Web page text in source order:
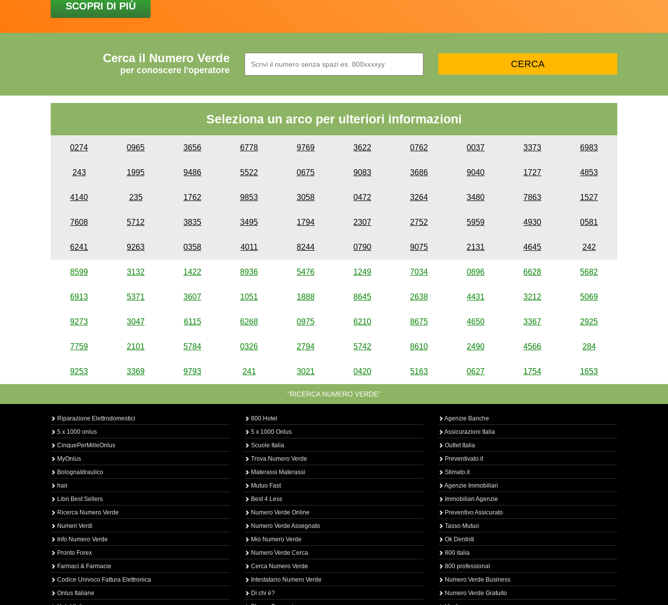
SCOPRI DI PIÙ
Cerca il Numero Verde
per conoscere l'operatore
Seleziona un arco per ulteriori informazioni
0274 0965 3656 6778 9769 3622 0762 0037 3373 6983
243 1995 9486 5522 0675 9083 3686 9040 1727 4853
4140 235 1762 9853 3058 0472 3264 3480 7863 1527
7608 5712 3835 3495 1794 2307 2752 5959 4930 0581
6241 9263 0358 4011 8244 0790 9075 2131 4645 242
8599 3132 1422 8936 5476 1249 7034 0896 6628 5682
6913 5371 3607 1051 1888 8645 2638 4431 3212 5069
9273 3047 6115 6268 0975 6210 8675 4650 3367 2925
7759 2101 5784 0326 2794 5742 8610 2490 4566 284
9253 3369 9793 241 3021 0420 5163 0627 1754 1653
“RICERCA NUMERO VERDE”
Riparazione Elettrodomestici
5 x 1000 onlus
CinquePerMilleOnlus
MyOnlus
BolognaIdraulico
hair
Libri Best Sellers
Ricerca Numero Verde
Numeri Verdi
Info Numero Verde
Pronto Forex
Farmaci & Farmacie
Codice Univoco Fattura Elettronica
Onlus Italiane
800 Hotel
5 x 1000 Onlus
Scuole Italia
Trova Numero Verde
Materassi Materassi
Mutuo Fast
Best 4 Less
Numero Verde Online
Numero Verde Assegnato
Mio Numero Verde
Numero Verde Cerca
Cerca Numero Verde
Intestatario Numero Verde
Di chi è?
Agenzie Banche
Assicurazioni Italia
Outlet Italia
Preventivato.it
Stimato.it
Agenzie Immobiliari
Immobiliari Agenzie
Preventivo Assicurato
Tasso Mutuo
Ok Dentisti
800 italia
800 professional
Numero Verde Business
Numero Verde Gratuito